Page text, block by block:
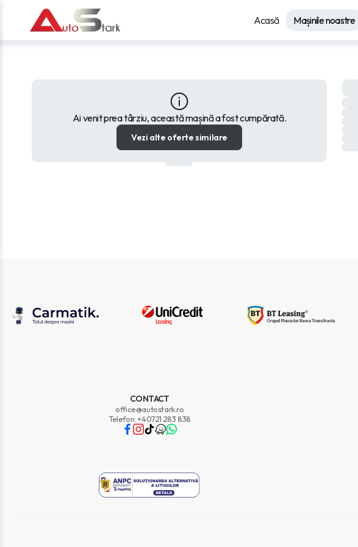
Acasă Mașinile noastre
Ai venit prea târziu, această mașină a fost cumpărată.
Vezi alte oferte similare
CONTACT
office@autostark.ro
Telefon: +40721 283 838